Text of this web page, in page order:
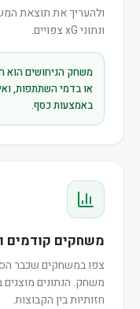
ולהעריך את תוצאת
ונתוני xG צפויים.
משחק הניחושים הוא
או בדמי השתתפות,
באמצעות כסף.
משחקים קודמים
צפו במשחקים שכבר
משחק. הנתונים
חזותיות בין הקבוצות.